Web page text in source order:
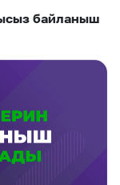
байланыш